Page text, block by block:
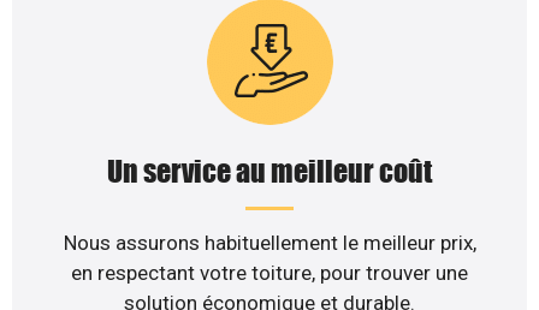
Un service au meilleur coût
Nous assurons habituellement le meilleur prix,
en respectant votre toiture, pour trouver une
solution économique et durable.